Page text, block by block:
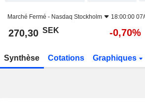
Marché Fermé - Nasdaq Stockholm 18:00:00
270,30 SEK -0,70%
Synthèse Cotations Graphiques